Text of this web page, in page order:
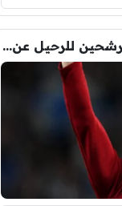
أبرز الأسماء في قائمة المرشحين للرحيل عن روما